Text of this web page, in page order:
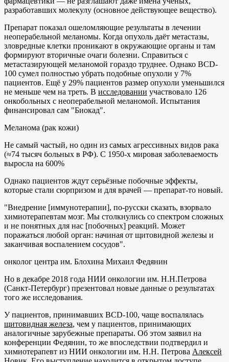
разработавших молекулу (основное действующее вещество).
Препарат показал ошеломляющие результаты в лечении
неоперабельной меланомы. Когда опухоль даёт метастазы,
зловредные клетки проникают в окружающие органы и там
формируют вторичные очаги болезни. Справиться с
метастазирующей меланомой гораздо труднее. Однако BCD-
100 сумел полностью убрать подобные опухоли у 7%
пациентов. Ещё у 29% пациентов размер опухоли уменьшился
не меньше чем на треть. В исследовании участвовало 126
онкобольных с неоперабельной меланомой. Испытания
финансировал сам "Биокад".
Меланома (рак кожи)
Не самый частый, но один из самых агрессивных видов рака
(≈74 тысяч больных в РФ). С 1950-х мировая заболеваемость
выросла на 600%
Однако пациентов ждут серьёзные побочные эффекты,
которые стали сюрпризом и для врачей — препарат-то новый.
"Внедрение [иммунотерапии], по-русски сказать, взорвало
химиотерапевтам мозг. Мы столкнулись со спектром сложных
и не понятных для нас [побочных] реакций. Может
поражаться любой орган: начиная от щитовидной железы и
заканчивая воспалением сосудов".
онколог центра им. Блохина Михаил Федянин
Но в декабре 2018 года НИИ онкологии им. Н.Н.Петрова
(Санкт-Петербург) презентовал новые данные о результатах
того же исследования.
У пациентов, принимавших BCD-100, чаще воспалялась
щитовидная железа, чем у пациентов, принимающих
аналогичные зарубежные препараты. Об этом заявил на
конференции Федянин, то же впоследствии подтвердил и
химиотерапевт из НИИ онкологии им. Н.Н. Петрова Алексей